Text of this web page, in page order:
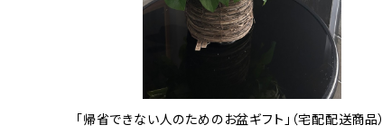
「帰省できない人のためのお盆ギフト」（宅配配送商品）